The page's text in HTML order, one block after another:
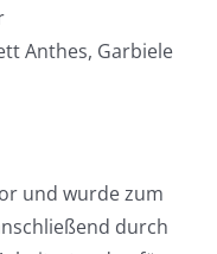
Anthes, Garbiele
und wurde zum
durch